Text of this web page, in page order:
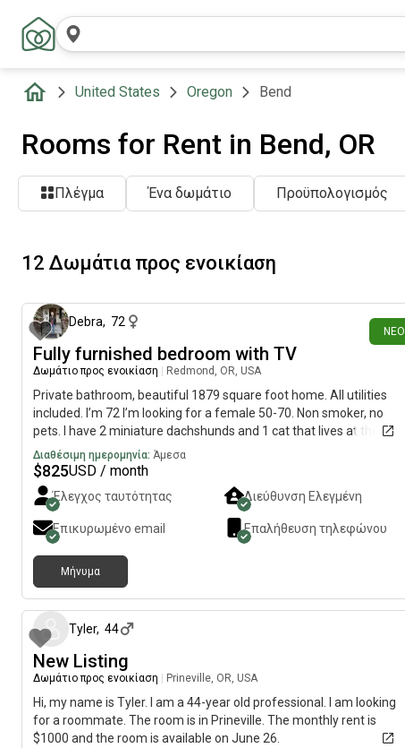
United States Oregon Bend
Rooms for Rent in Bend, OR
Πλέγμα Ένα δωμάτιο Προϋπολογισμός
12 Δωμάτια προς ενοικίαση
ΝΈΟ
Debra, 72
Fully furnished bedroom with TV
Δωμάτιο προς ενοικίαση Redmond, OR, USA
Private bathroom, beautiful 1879 square foot home. All utilities
included. I’m 72 I’m looking for a female 50-70. Non smoker, no
pets. I have 2 miniature dachshunds and 1 cat that lives at the
other end of house. I have a boyfriend that visits Tuesday,
Thursdays, Saturday through Monday morning. Month to month
rent $ security deposit for any damages or repairs. The house has
to be left in the same condition as moved in.
Διαθέσιμη ημερομηνία: Άμεσα
$825USD / month
Έλεγχος ταυτότητας Διεύθυνση Ελεγμένη
Επικυρωμένο email Επαλήθευση τηλεφώνου
Μήνυμα
Tyler, 44
New Listing
Δωμάτιο προς ενοικίαση Prineville, OR, USA
Hi, my name is Tyler. I am a 44-year old professional. I am looking
for a roommate. The room is in Prineville. The monthly rent is
$1000 and the room is available on June 26.